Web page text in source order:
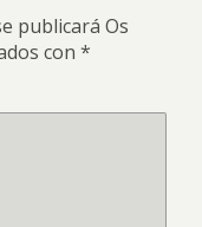
publicará Os
con *